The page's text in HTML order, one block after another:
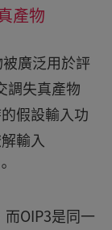
產物
廣泛用於評
調失真產物
假設輸入功
輸入
OIP3是同一